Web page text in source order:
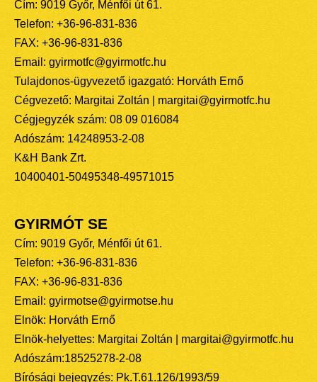
Cím: 9019 Győr, Ménfői út 61.
Telefon: +36-96-831-836
FAX: +36-96-831-836
Email: gyirmotfc@gyirmotfc.hu
Tulajdonos-ügyvezető igazgató: Horváth Ernő
Cégvezető: Margitai Zoltán | margitai@gyirmotfc.hu
Cégjegyzék szám: 08 09 016084
Adószám: 14248953-2-08
K&H Bank Zrt.
10400401-50495348-49571015
GYIRMÓT SE
Cím: 9019 Győr, Ménfői út 61.
Telefon: +36-96-831-836
FAX: +36-96-831-836
Email: gyirmotse@gyirmotse.hu
Elnök: Horváth Ernő
Elnök-helyettes: Margitai Zoltán | margitai@gyirmotfc.hu
Adószám:18525278-2-08
Bírósági bejegyzés: Pk.T.61.126/1993/59